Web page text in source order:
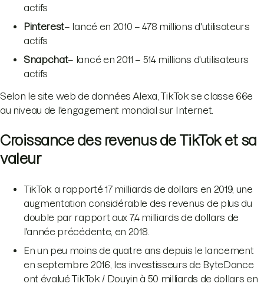
actifs
Pinterest– lancé en 2010 – 478 millions d'utilisateurs
actifs
Snapchat– lancé en 2011 – 514 millions d'utilisateurs
actifs
Selon le site web de données Alexa, TikTok se classe 66e
au niveau de l'engagement mondial sur Internet.
Croissance des revenus de TikTok et sa
valeur
TikTok a rapporté 17 milliards de dollars en 2019, une
augmentation considérable des revenus de plus du
double par rapport aux 7,4 milliards de dollars de
l'année précédente, en 2018.
En un peu moins de quatre ans depuis le lancement
en septembre 2016, les investisseurs de ByteDance
ont évalué TikTok / Douyin à 50 milliards de dollars en